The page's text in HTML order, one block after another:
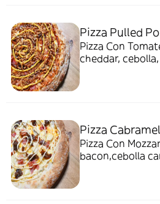
Pizza Pulled
Pizza Con
cheddar,
Pizza
Pizza Con
bacon,cebolla